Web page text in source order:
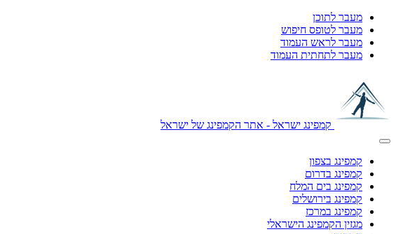
מעבר לתוכן
מעבר לטופס חיפוש
מעבר לראש העמוד
מעבר לתחתית העמוד
קמפינג ישראל - אתר הקמפינג של ישראל
קמפינג בצפון
קמפינג בדרום
קמפינג בים המלח
קמפינג בירושלים
קמפינג במרכז
מגזין הקמפינג הישראלי